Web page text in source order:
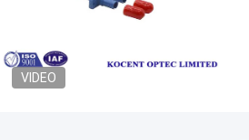
VIDEO